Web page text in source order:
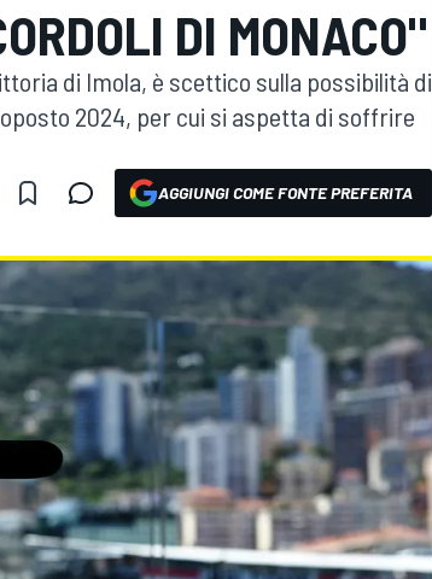
DI MONACO"
di Imola, è scettico sulla possibilità di
2024, per cui si aspetta di soffrire
AGGIUNGI COME FONTE PREFERITA